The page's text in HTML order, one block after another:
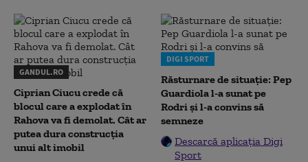
GANDUL.RO
Ciprian Ciucu crede că
blocul care a explodat în
Rahova va fi demolat. Cât ar
putea dura construcția
unui alt imobil
DIGI SPORT
Răsturnare de situație: Pep
Guardiola l-a sunat pe
Rodri și l-a convins să
semneze
Descarcă aplicația Digi
Sport